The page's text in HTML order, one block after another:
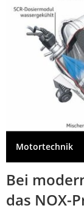
Motortechnik
Bei
das NOX-